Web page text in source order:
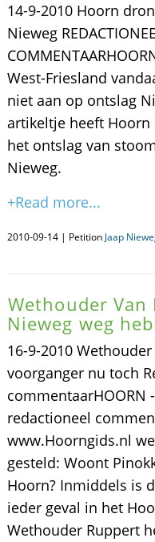
14-9-2010 Hoorn
Nieweg
West-Friesland
niet aan op ontslag
artikeltje heeft
het ontslag van
Nieweg.
+Read more...
2010-09-14 | Petition Jaap
Wethouder
Nieweg weg
16-9-2010
voorganger nu toch
commentaarHOORN
redactioneel
www.Hoorngids.nl
gesteld: Woont
Hoorn? Inmiddels is
ieder geval in het
Wethouder Ruppert